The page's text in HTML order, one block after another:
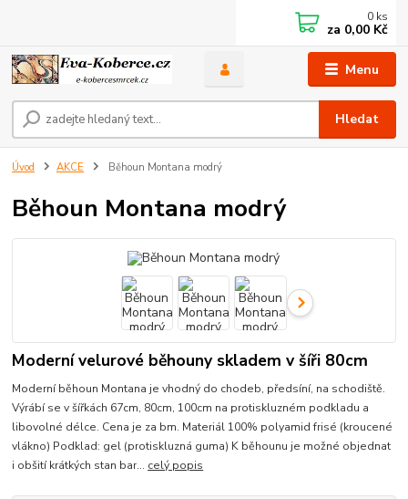
Menu
Hledat
0 ks
za 0,00 Kč
Úvod AKCE Běhoun Montana modrý
Běhoun Montana modrý
Moderní velurové běhouny skladem v šíři 80cm
Moderní běhoun Montana je vhodný do chodeb, předsíní, na schodiště.
Výrábí se v šířkách 67cm, 80cm, 100cm na protiskluzném podkladu a
libovolné délce. Cena je za bm. Materiál 100% polyamid frisé (kroucené
vlákno) Podklad: gel (protiskluzná guma) K běhounu je možné objednat
i obšití krátkých stan bar... celý popis